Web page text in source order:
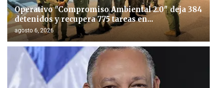
Operativo "Compromiso Ambiental 2.0″ deja 384
detenidos y recupera 775 tareas en...
agosto 6, 2026